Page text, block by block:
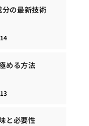
の最新技術
める方法
と必要性